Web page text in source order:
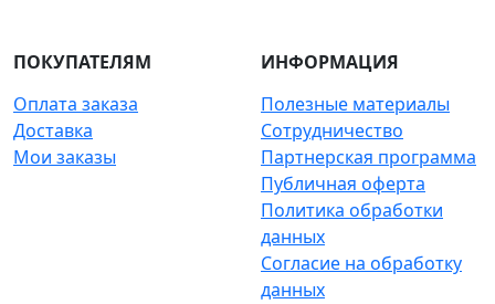
ПОКУПАТЕЛЯМ
Оплата заказа
Доставка
Мои заказы
ИНФОРМАЦИЯ
Полезные материалы
Сотрудничество
Партнерская программа
Публичная оферта
Политика обработки
данных
Согласие на обработку
данных